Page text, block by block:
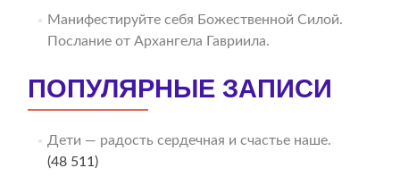
Манифестируйте себя Божественной Силой.
Послание от Архангела Гавриила.
ПОПУЛЯРНЫЕ ЗАПИСИ
Дети — радость сердечная и счастье наше.
(48 511)